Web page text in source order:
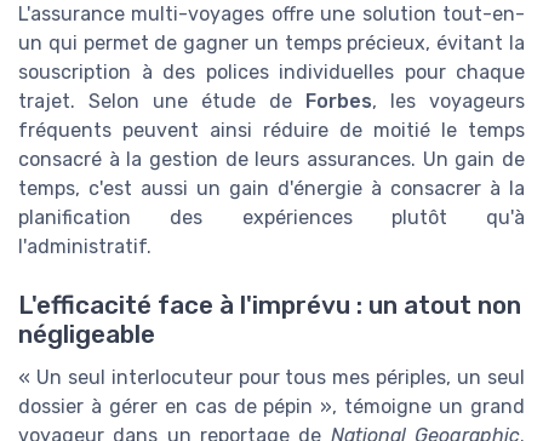
L'assurance multi-voyages offre une solution tout-en-
un qui permet de gagner un temps précieux, évitant la
souscription à des polices individuelles pour chaque
trajet. Selon une étude de Forbes, les voyageurs
fréquents peuvent ainsi réduire de moitié le temps
consacré à la gestion de leurs assurances. Un gain de
temps, c'est aussi un gain d'énergie à consacrer à la
planification des expériences plutôt qu'à
l'administratif.
L'efficacité face à l'imprévu : un atout non
négligeable
« Un seul interlocuteur pour tous mes périples, un seul
dossier à gérer en cas de pépin », témoigne un grand
voyageur dans un reportage de National Geographic.